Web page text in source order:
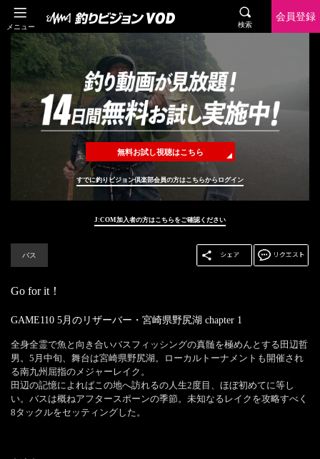
メニュー 検索
会員登録
無料お試し視聴はこちら
すでに釣りビジョン倶楽部会員の方はこちらからログイン
J:COM加入者の方はこちらをご確認ください
バス
Go for it！
GAME110 5月のリザーバー・宮崎県野尻湖 chapter 1
全身全霊で魚と向き合いバスフィッシングの真髄を極めんとする田辺哲
男。5月中旬、舞台は宮崎県野尻湖。ローカルトーナメントも開催され
る南九州屈指のメジャーレイク。
田辺の記憶によればこの地へ訪れるの人生2度目、ほぼ初めてに等し
い。バスは概ねアフタースポーンの季節。未知なるレイクを攻略すべく
8タックルをセッティングした。